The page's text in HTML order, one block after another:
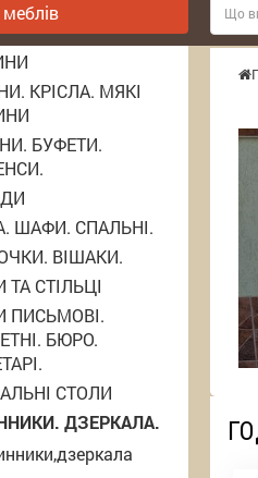
КРІСЛА. МЯКІ
БУФЕТИ.
ШАФИ. СПАЛЬНІ.
ВІШАКИ.
ТА СТІЛЬЦІ
ПИСЬМОВІ.
БЮРО.
СТОЛИ
ДЗЕРКАЛА.